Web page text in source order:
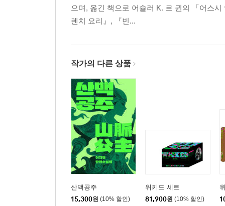
으며, 옮긴 책으로 어슐러 K. 르 귄의 「어스
렌치 요리』, 『빈...
작가의 다른 상품
산맥공주
15,300원 (10% 할인)
위키드 세트
81,900원 (10% 할인)